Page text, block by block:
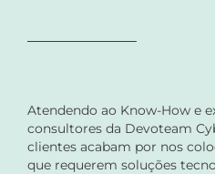
Atendendo ao Know-How e
consultores da Devoteam
clientes acabam por nos
que requerem soluções